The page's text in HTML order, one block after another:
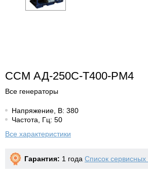
ССМ АД-250С-Т400-РМ4
Все генераторы
Напряжение, В: 380
Частота, Гц: 50
Все характеристики
Гарантия: 1 года Список сервисных